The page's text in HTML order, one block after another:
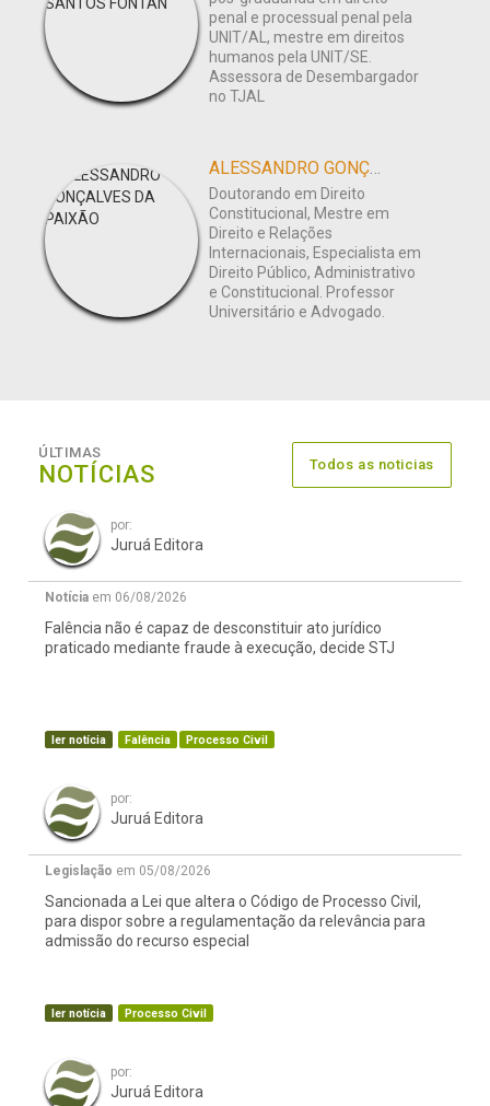
penal e processual penal pela
UNIT/AL, mestre em direitos
humanos pela UNIT/SE.
Assessora de Desembargador
no TJAL
ALESSANDRO GONÇALVES DA PAIXÃO
Doutorando em Direito
Constitucional, Mestre em
Direito e Relações
Internacionais, Especialista em
Direito Público, Administrativo
e Constitucional. Professor
Universitário e Advogado.
ÚLTIMAS
NOTÍCIAS Todos as noticias
por:
Juruá Editora
Notícia em 06/08/2026
Falência não é capaz de desconstituir ato jurídico
praticado mediante fraude à execução, decide STJ
ler notícia Falência Processo Civil
por:
Juruá Editora
Legislação em 05/08/2026
Sancionada a Lei que altera o Código de Processo Civil,
para dispor sobre a regulamentação da relevância para
admissão do recurso especial
ler notícia Processo Civil
por:
Juruá Editora